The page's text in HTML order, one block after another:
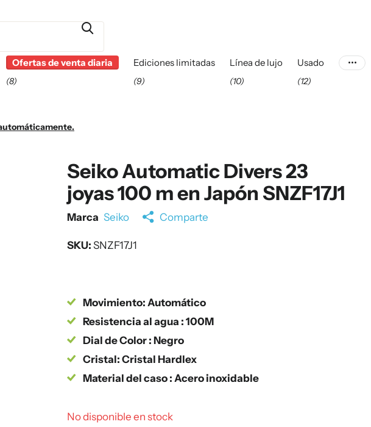
Ofertas de venta diaria
(8)
Ediciones limitadas
(9)
Línea de lujo
(10)
Usado
(12)
Seiko Automatic Divers 23
joyas 100 m en Japón SNZF17J1
Marca Seiko Comparte
SKU:SNZF17J1
Movimiento: Automático
Resistencia al agua : 100M
Dial de Color : Negro
Cristal: Cristal Hardlex
Material del caso : Acero inoxidable
No disponible en stock